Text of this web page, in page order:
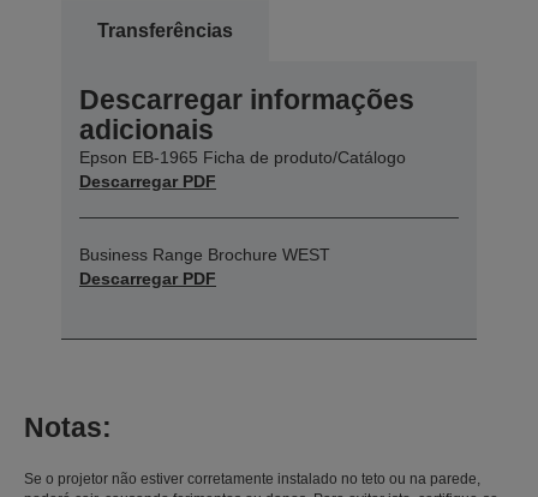
Transferências
Descarregar informações
adicionais
Epson EB-1965 Ficha de produto/Catálogo
Descarregar PDF
Business Range Brochure WEST
Descarregar PDF
Notas:
Se o projetor não estiver corretamente instalado no teto ou na parede,